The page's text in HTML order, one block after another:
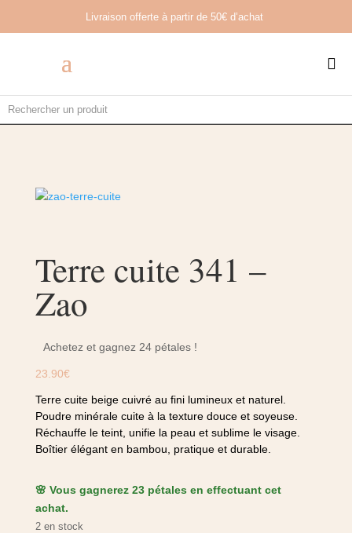
Livraison offerte à partir de 50€ d’achat

Terre cuite 341 –
Zao
Achetez et gagnez 24 pétales !
23.90€
Terre cuite beige cuivré au fini lumineux et naturel.
Poudre minérale cuite à la texture douce et soyeuse.
Réchauffe le teint, unifie la peau et sublime le visage.
Boîtier élégant en bambou, pratique et durable.
🌸 Vous gagnerez 23 pétales en effectuant cet
achat.
2 en stock